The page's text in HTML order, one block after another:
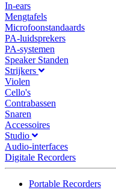
In-ears
Mengtafels
Microfoonstandaards
PA-luidsprekers
PA-systemen
Speaker Standen
Strijkers
Violen
Cello's
Contrabassen
Snaren
Accessoires
Studio
Audio-interfaces
Digitale Recorders
Portable Recorders